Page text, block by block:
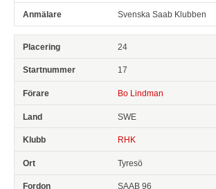
Svenska Saab Klubben
24
17
Bo Lindman
SWE
RHK
Tyresö
SAAB 96